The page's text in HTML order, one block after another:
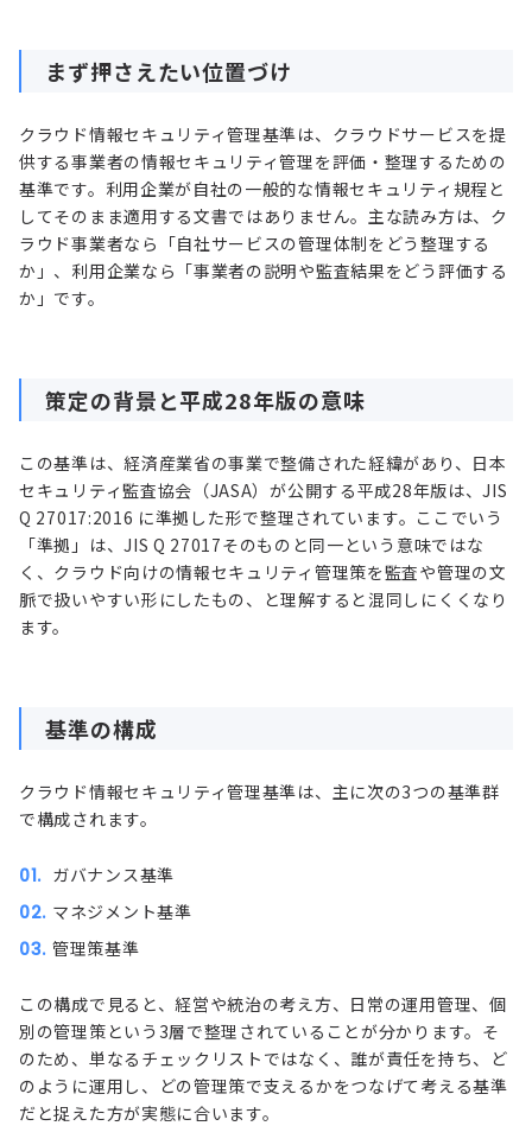
まず押さえたい位置づけ
クラウド情報セキュリティ管理基準は、クラウドサービスを提
供する事業者の情報セキュリティ管理を評価・整理するための
基準です。利用企業が自社の一般的な情報セキュリティ規程と
してそのまま適用する文書ではありません。主な読み方は、ク
ラウド事業者なら「自社サービスの管理体制をどう整理する
か」、利用企業なら「事業者の説明や監査結果をどう評価する
か」です。
策定の背景と平成28年版の意味
この基準は、経済産業省の事業で整備された経緯があり、日本
セキュリティ監査協会（JASA）が公開する平成28年版は、JIS
Q 27017:2016 に準拠した形で整理されています。ここでいう
「準拠」は、JIS Q 27017そのものと同一という意味ではな
く、クラウド向けの情報セキュリティ管理策を監査や管理の文
脈で扱いやすい形にしたもの、と理解すると混同しにくくなり
ます。
基準の構成
クラウド情報セキュリティ管理基準は、主に次の3つの基準群
で構成されます。
ガバナンス基準
マネジメント基準
管理策基準
この構成で見ると、経営や統治の考え方、日常の運用管理、個
別の管理策という3層で整理されていることが分かります。そ
のため、単なるチェックリストではなく、誰が責任を持ち、ど
のように運用し、どの管理策で支えるかをつなげて考える基準
だと捉えた方が実態に合います。